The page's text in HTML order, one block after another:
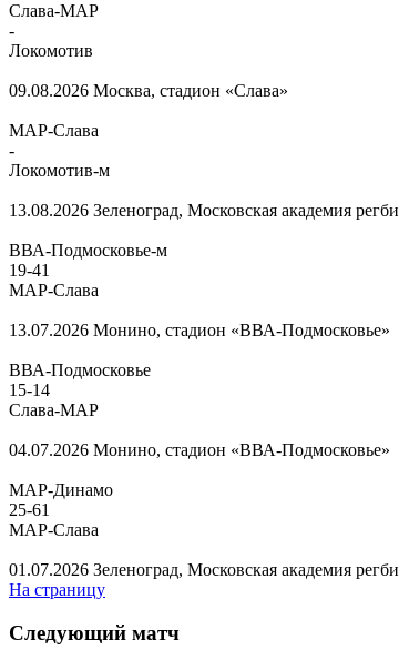
Слава-МАР
-
Локомотив
09.08.2026 Москва, стадион «Слава»
МАР-Слава
-
Локомотив-м
13.08.2026 Зеленоград, Московская академия регби
ВВА-Подмосковье-м
19-41
МАР-Слава
13.07.2026 Монино, стадион «ВВА-Подмосковье»
ВВА-Подмосковье
15-14
Слава-МАР
04.07.2026 Монино, стадион «ВВА-Подмосковье»
МАР-Динамо
25-61
МАР-Слава
01.07.2026 Зеленоград, Московская академия регби
На страницу
Следующий матч